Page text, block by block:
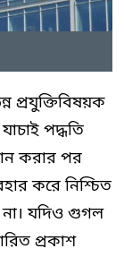
প্রযুক্তিবিষয়ক
পদ্ধতি
করার পর
করে নিশ্চিত
না। যদিও গুগল
প্রকাশ